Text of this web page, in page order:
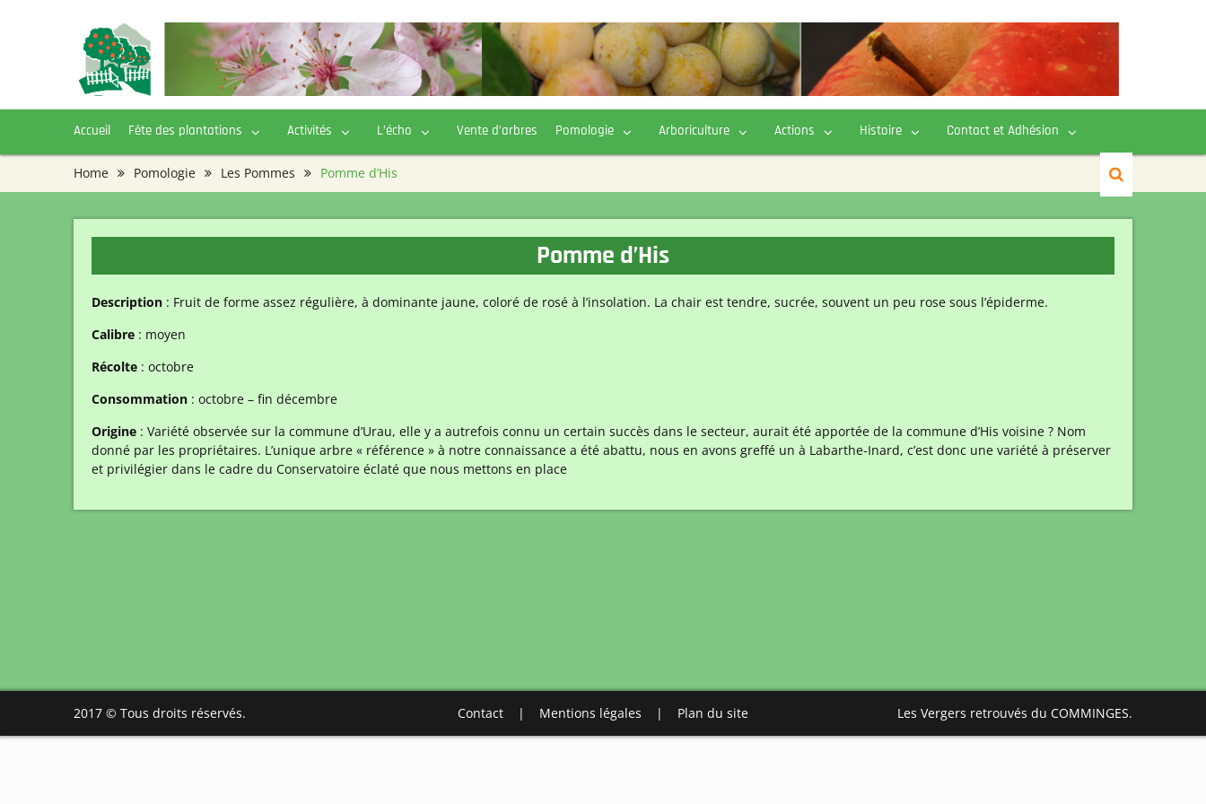
Accueil Fête des plantations Activités L’écho Vente d’arbres Pomologie Arboriculture Actions Histoire Contact et Adhésion
Home Pomologie Les Pommes Pomme d’His
Pomme d’His
Description : Fruit de forme assez régulière, à dominante jaune, coloré de rosé à l’insolation. La chair est tendre, sucrée, souvent un peu rose sous l’épiderme.
Calibre : moyen
Récolte : octobre
Consommation : octobre – fin décembre
Origine : Variété observée sur la commune d’Urau, elle y a autrefois connu un certain succès dans le secteur, aurait été apportée de la commune d’His voisine ? Nom
donné par les propriétaires. L’unique arbre « référence » à notre connaissance a été abattu, nous en avons greffé un à Labarthe-Inard, c’est donc une variété à préserver
et privilégier dans le cadre du Conservatoire éclaté que nous mettons en place
2017 © Tous droits réservés. Contact| Mentions légales | Plan du site Les Vergers retrouvés du COMMINGES.